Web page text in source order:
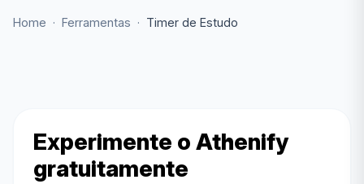
Home · Ferramentas · Timer de Estudo
Experimente o Athenify
gratuitamente